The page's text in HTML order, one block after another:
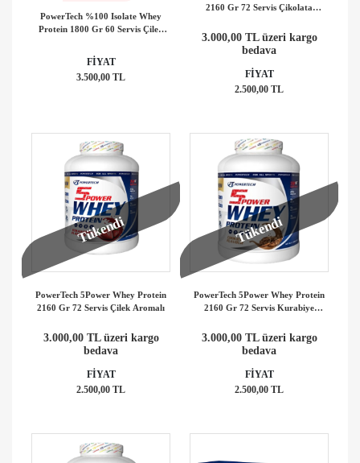
PowerTech %100 Isolate Whey
Protein 1800 Gr 60 Servis Çilek
FİYAT
3.500,00 TL
2160 Gr 72 Servis Çikolata
3.000,00 TL üzeri kargo
bedava
FİYAT
2.500,00 TL
Tükendi
PowerTech 5Power Whey Protein
2160 Gr 72 Servis Çilek Aromalı
3.000,00 TL üzeri kargo
bedava
FİYAT
2.500,00 TL
Tükendi
PowerTech 5Power Whey Protein
2160 Gr 72 Servis Kurabiye
3.000,00 TL üzeri kargo
bedava
FİYAT
2.500,00 TL